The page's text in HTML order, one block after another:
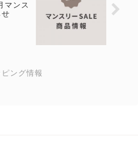
マンス
ング情報